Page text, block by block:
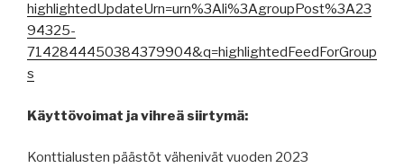
highlightedUpdateUrn=urn%3Ali%3AgroupPost%3A23
94325-
7142844450384379904&q=highlightedFeedForGroup
s
Käyttövoimat ja vihreä siirtymä:
Konttialusten päästöt vähenivät vuoden 2023